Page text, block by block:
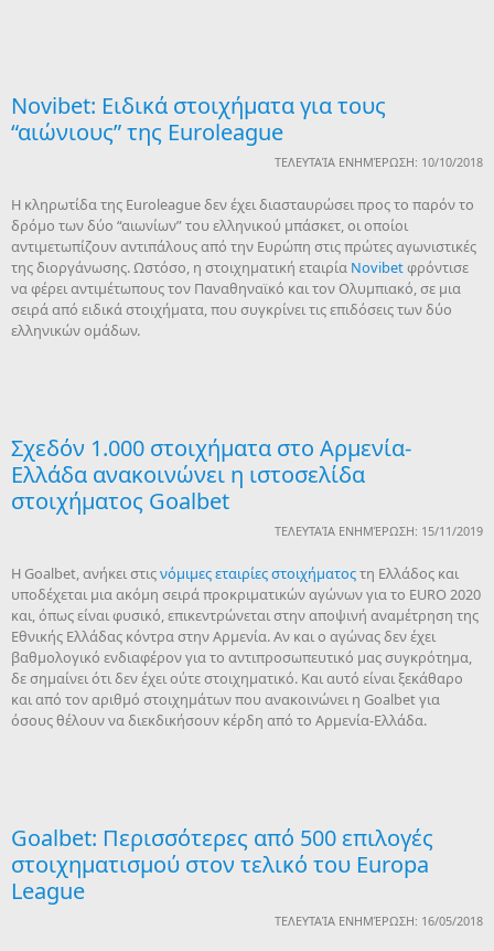
Novibet: Ειδικά στοιχήματα για τους
“αιώνιους” της Euroleague
ΤΕΛΕΥΤΑΊΑ ΕΝΗΜΈΡΩΣΗ: 10/10/2018
Η κληρωτίδα της Euroleague δεν έχει διασταυρώσει προς το παρόν το
δρόμο των δύο “αιωνίων” του ελληνικού μπάσκετ, οι οποίοι
αντιμετωπίζουν αντιπάλους από την Ευρώπη στις πρώτες αγωνιστικές
της διοργάνωσης. Ωστόσο, η στοιχηματική εταιρία Novibetφρόντισε
να φέρει αντιμέτωπους τον Παναθηναϊκό και τον Ολυμπιακό, σε μια
σειρά από ειδικά στοιχήματα, που συγκρίνει τις επιδόσεις των δύο
ελληνικών ομάδων.
Σχεδόν 1.000 στοιχήματα στο Αρμενία-
Ελλάδα ανακοινώνει η ιστοσελίδα
στοιχήματος Goalbet
ΤΕΛΕΥΤΑΊΑ ΕΝΗΜΈΡΩΣΗ: 15/11/2019
Η Goalbet, ανήκει στιςνόμιμες εταιρίες στοιχήματοςτη Ελλάδος και
υποδέχεται μια ακόμη σειρά προκριματικών αγώνων για το EURO 2020
και, όπως είναι φυσικό, επικεντρώνεται στην αποψινή αναμέτρηση της
Εθνικής Ελλάδας κόντρα στην Αρμενία. Αν και ο αγώνας δεν έχει
βαθμολογικό ενδιαφέρον για το αντιπροσωπευτικό μας συγκρότημα,
δε σημαίνει ότι δεν έχει ούτε στοιχηματικό. Και αυτό είναι ξεκάθαρο
και από τον αριθμό στοιχημάτων που ανακοινώνει η Goalbet για
όσους θέλουν να διεκδικήσουν κέρδη από το Αρμενία-Ελλάδα.
Goalbet: Περισσότερες από 500 επιλογές
στοιχηματισμού στον τελικό του Europa
League
ΤΕΛΕΥΤΑΊΑ ΕΝΗΜΈΡΩΣΗ: 16/05/2018